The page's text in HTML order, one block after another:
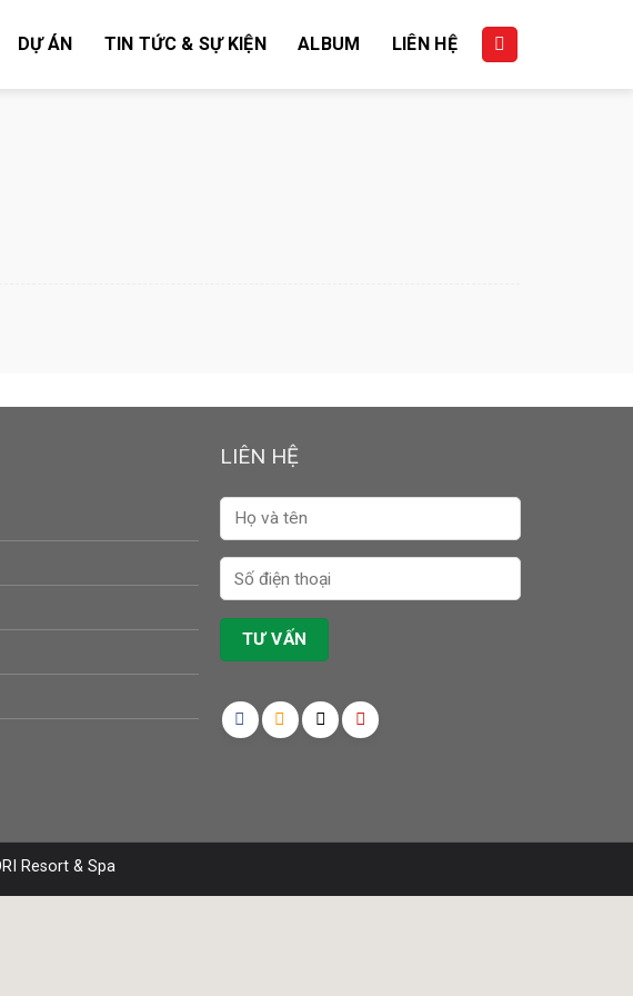
DỰ ÁN TIN TỨC & SỰ KIỆN ALBUM LIÊN HỆ
LIÊN HỆ
Resort & Spa